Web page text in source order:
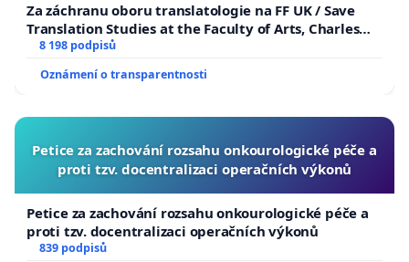
Za záchranu oboru translatologie na FF UK / Save
Translation Studies at the Faculty of Arts, Charles
University
8 198 podpisů
Oznámení o transparentnosti
Petice za zachování rozsahu onkourologické péče a
proti tzv. docentralizaci operačních výkonů
Petice za zachování rozsahu onkourologické péče a
proti tzv. docentralizaci operačních výkonů
839 podpisů